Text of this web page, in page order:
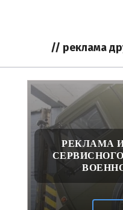
// реклама
РЕКЛАМА